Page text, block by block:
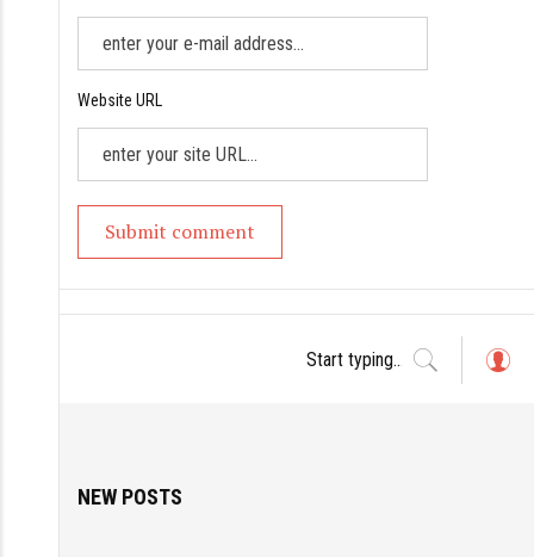
Website URL
NEW POSTS